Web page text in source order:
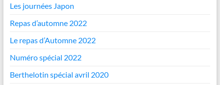
Les journées Japon
Repas d’automne 2022
Le repas d’Automne 2022
Numéro spécial 2022
Berthelotin spécial avril 2020